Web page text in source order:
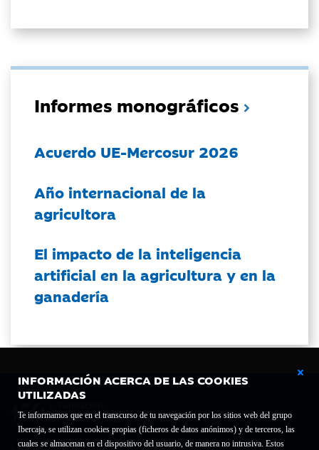
INFORMACIÓN ACERCA DE LAS COOKIES
UTILIZADAS
Te informamos que en el transcurso de tu navegación por los sitios web del grupo
Ibercaja, se utilizan cookies propias (ficheros de datos anónimos) y de terceros, las
cuales se almacenan en el dispositivo del usuario, de manera no intrusiva. Estos
Informes monográficos
Acuerdo UE-Mercosur 2026
Año internacional de la
agricultora
El impacto de la inteligencia
artificial en la agricultura y en la
ganadería